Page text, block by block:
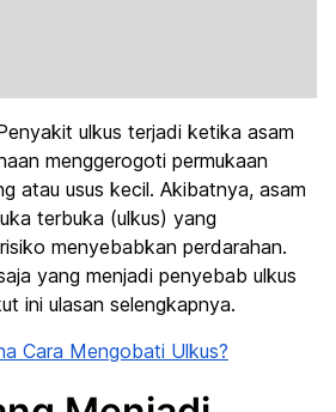
ulkus terjadi ketika asam
menggerogoti permukaan
atau usus kecil. Akibatnya, asam
terbuka (ulkus) yang
menyebabkan perdarahan.
yang menjadi penyebab ulkus
ini ulasan selengkapnya.
Cara Mengobati Ulkus?